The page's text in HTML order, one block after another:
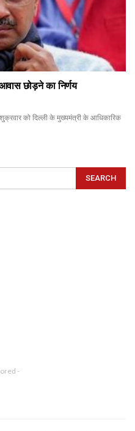
छोड़ने का निर्णय
को दिल्ली के मुख्यमंत्री के आधिकारिक
-